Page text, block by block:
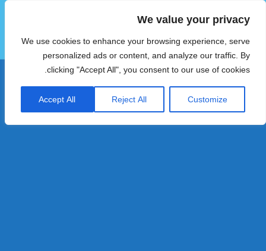
We value your privacy
We use cookies to enhance your browsing experience, serve
personalized ads or content, and analyze our traffic. By
clicking "Accept All", you consent to our use of cookies.
Customize
Reject All
Accept All
הוטצימר
תפריטים
ווידג'טים